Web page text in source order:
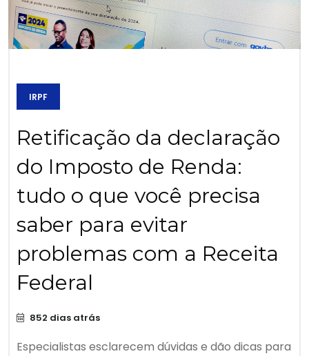
IRPF
Retificação da declaração
do Imposto de Renda:
tudo o que você precisa
saber para evitar
problemas com a Receita
Federal
852 dias atrás
Especialistas esclarecem dúvidas e dão dicas para